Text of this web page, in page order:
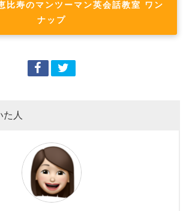
比寿のマンツーマン英会話教室 ワン
ナップ
た人